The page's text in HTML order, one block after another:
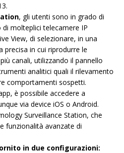
, gli utenti sono in grado di
molteplici telecamere IP
View, di selezionare, in una
precisa in cui riprodurre le
canali, utilizzando il pannello
analitici quali il rilevamento
comportamenti sospetti.
è possibile accedere a
via device iOS o Android.
Surveillance Station, che
funzionalità avanzate di
in due configurazioni: